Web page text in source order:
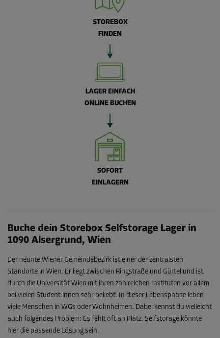
STOREBOX
FINDEN
LAGER EINFACH
ONLINE BUCHEN
SOFORT
EINLAGERN
Buche dein Storebox Selfstorage Lager in
1090 Alsergrund, Wien
Der neunte Wiener Gemeindebezirk ist einer der zentralsten
Standorte in Wien. Er liegt zwischen Ringstraße und Gürtel und ist
durch die Universität Wien mit ihren zahlreichen Instituten vor allem
bei vielen Student:innen sehr beliebt. In dieser Lebensphase leben
viele Menschen in WGs oder Wohnheimen. Dabei kennst du vielleicht
auch folgendes Problem: Es fehlt oft an Platz. Selfstorage könnte
hier die passende Lösung sein.